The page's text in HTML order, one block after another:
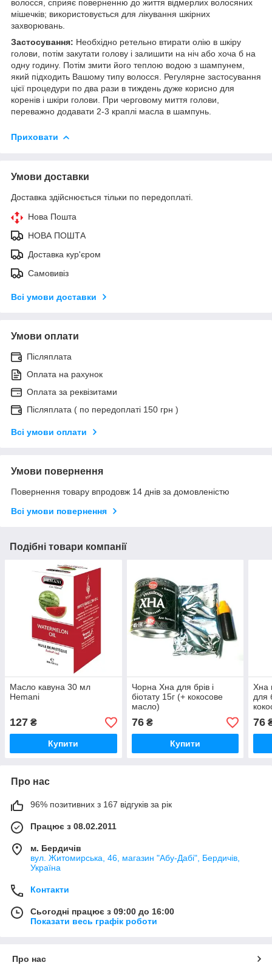
волосся, сприяє поверненню до життя відмерлих волосяних
мішечків; використовується для лікування шкірних
захворювань.
Застосування: Необхідно ретельно втирати олію в шкіру
голови, потім закутати голову і залишити на ніч або хоча б на
одну годину. Потім змити його теплою водою з шампунем,
який підходить Вашому типу волосся. Регулярне застосування
цієї процедури по два рази в тиждень дуже корисно для
коренів і шкіри голови. При черговому миття голови,
переважно додавати 2-3 краплі масла в шампунь.
Приховати
Умови доставки
Доставка здійснюється тільки по передоплаті.
Нова Пошта
НОВА ПОШТА
Доставка кур'єром
Самовивіз
Всі умови доставки
Умови оплати
Післяплата
Оплата на рахунок
Оплата за реквізитами
Післяплата ( по передоплаті 150 грн )
Всі умови оплати
Умови повернення
Повернення товару впродовж 14 днів за домовленістю
Всі умови повернення
Подібні товари компанії
Масло кавуна 30 мл
Hemani
127 ₴
Купити
Чорна Хна для брів і
біотату 15г (+ кокосове
масло)
76₴
Купити
Хна
для
76
Про нас
96% позитивних з 167 відгуків за рік
Працює з 08.02.2011
м. Бердичів
вул. Житомирська, 46, магазин "Абу-Дабі", Бердичів,
Україна
Контакти
Сьогодні працює з 09:00 до 16:00
Показати весь графік роботи
Про нас